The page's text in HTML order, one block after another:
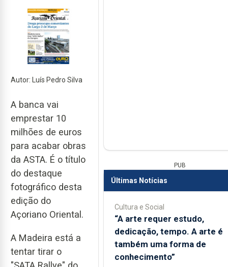
Autor: Luís Pedro Silva
A banca vai
emprestar 10
milhões de euros
para acabar obras
da ASTA. É o título
do destaque
fotográfico desta
edição do
Açoriano Oriental.
A Madeira está a
tentar tirar o
PUB
Últimas Notícias
Cultura e Social
“A arte requer estudo,
dedicação, tempo. A arte é
também uma forma de
conhecimento”